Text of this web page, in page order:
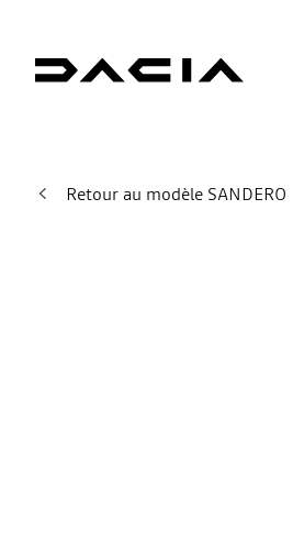
Retour au modèle SANDERO